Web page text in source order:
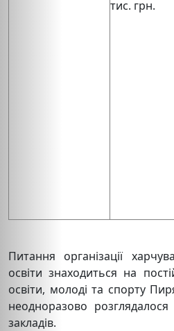
тис. грн.
Питання організації
освіти знаходиться на
освіти, молоді та спорту
неодноразово
закладів.